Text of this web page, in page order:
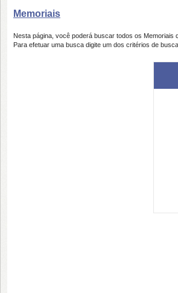
Memoriais
Nesta página, você poderá buscar todos os
Para efetuar uma busca digite um dos critérios de